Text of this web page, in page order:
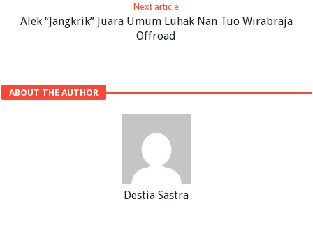
Next article
Alek “Jangkrik” Juara Umum Luhak Nan Tuo Wirabraja
Offroad
ABOUT THE AUTHOR
Destia Sastra